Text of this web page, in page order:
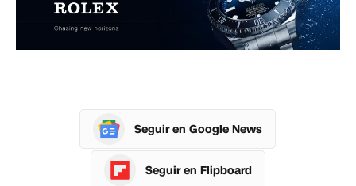
Seguir en Google News
Seguir en Flipboard